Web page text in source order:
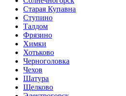
Старая Купавна
Ступино
Талдом
Фрязино
Химки
Хотьково
Черноголовка
Чехов
Шатура
Щелково